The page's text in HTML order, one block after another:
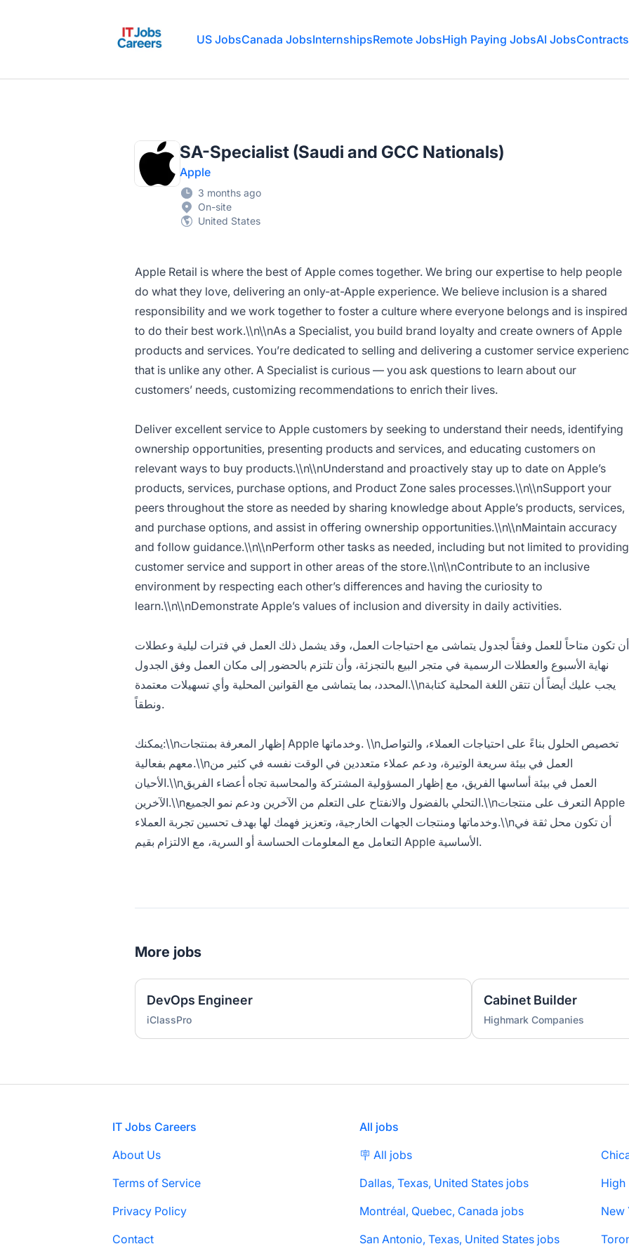
US JobsCanada JobsInternshipsRemote JobsHigh Paying JobsAI JobsContracts
SA-Specialist (Saudi and GCC Nationals)
Apple
3 months ago
On-site
United States
Apple Retail is where the best of Apple comes together. We bring our expertise to help people
do what they love, delivering an only-at-Apple experience. We believe inclusion is a shared
responsibility and we work together to foster a culture where everyone belongs and is inspired
to do their best work.\\n\\nAs a Specialist, you build brand loyalty and create owners of Apple
products and services. You’re dedicated to selling and delivering a customer service
that is unlike any other. A Specialist is curious — you ask questions to learn about our
customers’ needs, customizing recommendations to enrich their lives.
Deliver excellent service to Apple customers by seeking to understand their needs, identifying
ownership opportunities, presenting products and services, and educating customers on
relevant ways to buy products.\\n\\nUnderstand and proactively stay up to date on Apple’s
products, services, purchase options, and Product Zone sales processes.\\n\\nSupport your
peers throughout the store as needed by sharing knowledge about Apple’s products, services,
and purchase options, and assist in offering ownership opportunities.\\n\\nMaintain accuracy
and follow guidance.\\n\\nPerform other tasks as needed, including but not limited to providing
customer service and support in other areas of the store.\\n\\nContribute to an inclusive
environment by respecting each other’s differences and having the curiosity to
learn.\\n\\nDemonstrate Apple’s values of inclusion and diversity in daily activities.
أن تكون متاحاً للعمل وفقاً لجدول يتماشى مع احتياجات العمل، وقد يشمل ذلك العمل في فترات ليلية وعطلات
نهاية الأسبوع والعطلات الرسمية في متجر البيع بالتجزئة، وأن تلتزم بالحضور إلى مكان العمل وفق الجدول
المحدد، بما يتماشى مع القوانين المحلية وأي تسهيلات معتمدة.\\nيجب عليك أيضاً أن تتقن اللغة المحلية كتابة
ونطقاً.
يمكنك:\\nإظهار المعرفة بمنتجات Apple وخدماتها. \\nتخصيص الحلول بناءً على احتياجات العملاء، والتواصل
معهم بفعالية.\\nالعمل في بيئة سريعة الوتيرة، ودعم عملاء متعددين في الوقت نفسه في كثير من
الأحيان.\\nالعمل في بيئة أساسها الفريق، مع إظهار المسؤولية المشتركة والمحاسبة تجاه أعضاء الفريق
الآخرين.\\nالتحلي بالفضول والانفتاح على التعلم من الآخرين ودعم نمو الجميع.\\nالتعرف على منتجات Apple
وخدماتها ومنتجات الجهات الخارجية، وتعزيز فهمك لها بهدف تحسين تجربة العملاء.\\nأن تكون محل ثقة في
التعامل مع المعلومات الحساسة أو السرية، مع الالتزام بقيم Apple الأساسية.
More jobs
DevOps Engineer
iClassPro
Cabinet Builder
Highmark Companies
IT Jobs Careers
About Us
Terms of Service
Privacy Policy
Contact
All jobs
🪧 All jobs
Dallas, Texas, United States jobs
High
Montréal, Quebec, Canada jobs
San Antonio, Texas, United States jobs